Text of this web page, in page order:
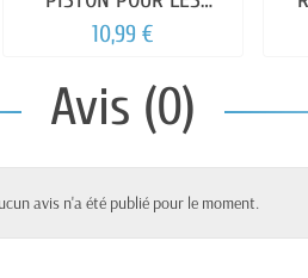
GROSSE RAFALES
10,99 €
Avis (0)
avis n'a été publié pour le moment.